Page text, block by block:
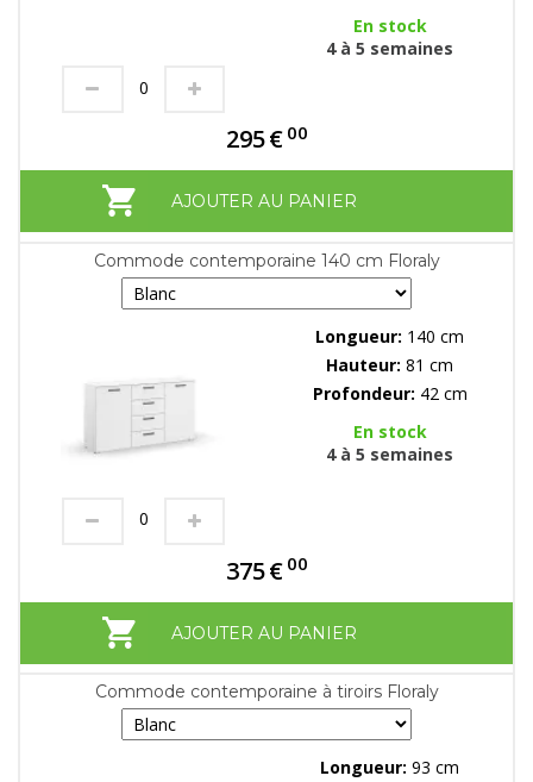
En stock
4 à 5 semaines
295€ 00
AJOUTER AU PANIER
Commode contemporaine 140 cm Floraly
Longueur: 140 cm
Hauteur: 81 cm
Profondeur: 42 cm
En stock
4 à 5 semaines
375€ 00
AJOUTER AU PANIER
Commode contemporaine à tiroirs Floraly
Longueur: 93 cm